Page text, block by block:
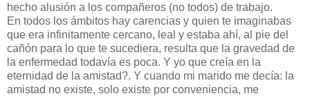
hecho alusión a los compañeros (no todos) de trabajo.
En todos los ámbitos hay carencias y quien te imaginabas
que era infinitamente cercano, leal y estaba ahí, al pie del
cañón para lo que te sucediera, resulta que la gravedad de
la enfermedad todavía es poca. Y yo que creía en la
eternidad de la amistad?. Y cuando mi marido me decía: la
amistad no existe, solo existe por conveniencia, me